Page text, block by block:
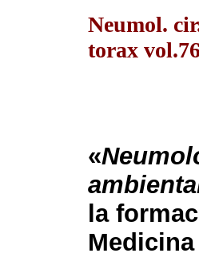
Neumol.
torax
«
la